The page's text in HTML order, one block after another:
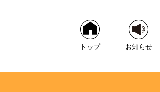
トップ お知らせ